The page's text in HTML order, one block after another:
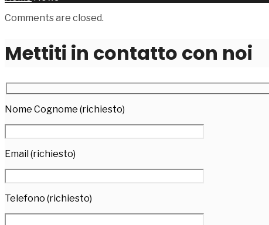
Comments are closed.
Mettiti in contatto con noi
Nome Cognome (richiesto)
Email (richiesto)
Telefono (richiesto)